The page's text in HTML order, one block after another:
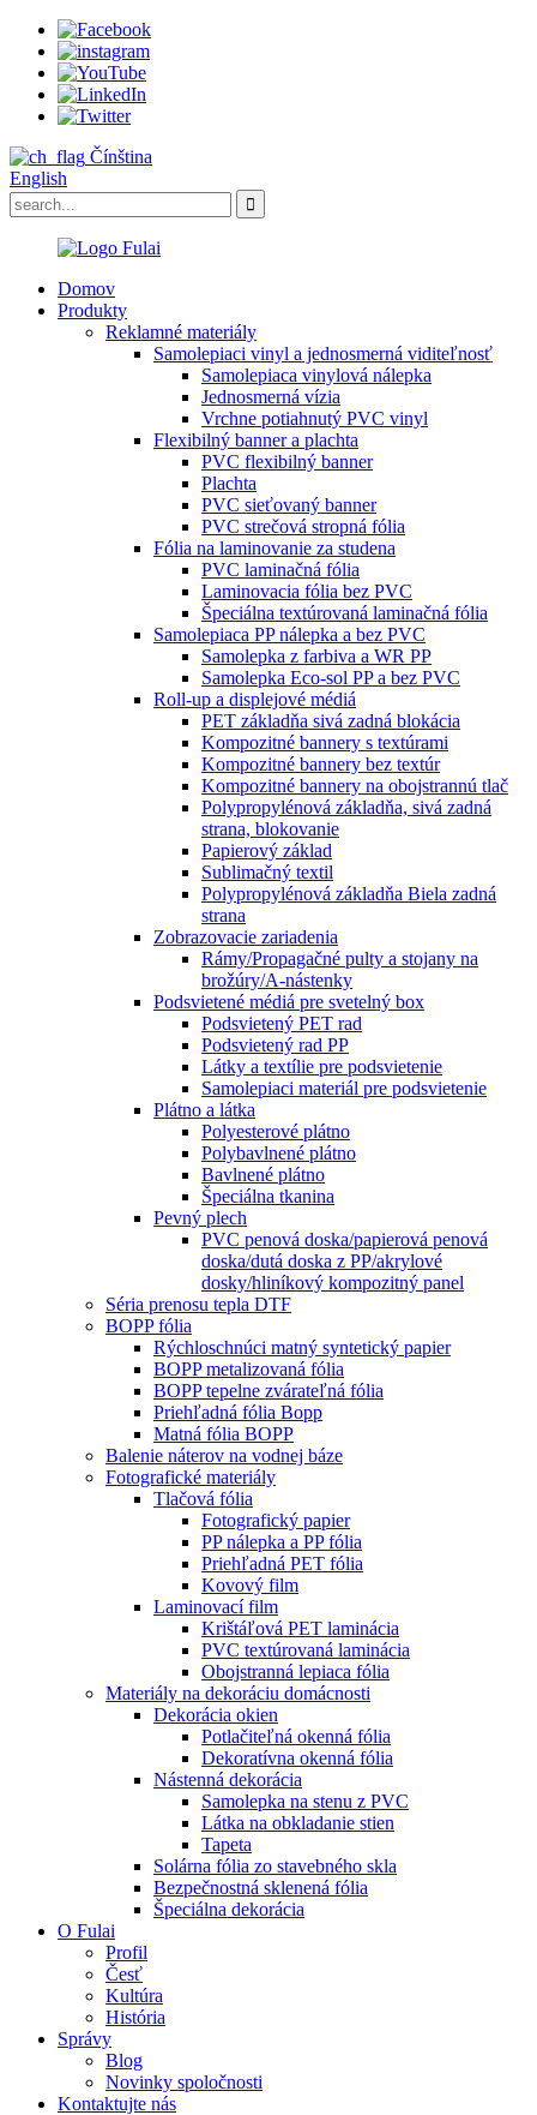
Čínština
English
Domov
Produkty
Reklamné materiály
Samolepiaci vinyl a jednosmerná viditeľnosť
Samolepiaca vinylová nálepka
Jednosmerná vízia
Vrchne potiahnutý PVC vinyl
Flexibilný banner a plachta
PVC flexibilný banner
Plachta
PVC sieťovaný banner
PVC strečová stropná fólia
Fólia na laminovanie za studena
PVC laminačná fólia
Laminovacia fólia bez PVC
Špeciálna textúrovaná laminačná fólia
Samolepiaca PP nálepka a bez PVC
Samolepka z farbiva a WR PP
Samolepka Eco-sol PP a bez PVC
Roll-up a displejové médiá
PET základňa sivá zadná blokácia
Kompozitné bannery s textúrami
Kompozitné bannery bez textúr
Kompozitné bannery na obojstrannú tlač
Polypropylénová základňa, sivá zadná
strana, blokovanie
Papierový základ
Sublimačný textil
Polypropylénová základňa Biela zadná
strana
Zobrazovacie zariadenia
Rámy/Propagačné pulty a stojany na
brožúry/A-nástenky
Podsvietené médiá pre svetelný box
Podsvietený PET rad
Podsvietený rad PP
Látky a textílie pre podsvietenie
Samolepiaci materiál pre podsvietenie
Plátno a látka
Polyesterové plátno
Polybavlnené plátno
Bavlnené plátno
Špeciálna tkanina
Pevný plech
PVC penová doska/papierová penová
doska/dutá doska z PP/akrylové
dosky/hliníkový kompozitný panel
Séria prenosu tepla DTF
BOPP fólia
Rýchloschnúci matný syntetický papier
BOPP metalizovaná fólia
BOPP tepelne zvárateľná fólia
Priehľadná fólia Bopp
Matná fólia BOPP
Balenie náterov na vodnej báze
Fotografické materiály
Tlačová fólia
Fotografický papier
PP nálepka a PP fólia
Priehľadná PET fólia
Kovový film
Laminovací film
Krištáľová PET laminácia
PVC textúrovaná laminácia
Obojstranná lepiaca fólia
Materiály na dekoráciu domácnosti
Dekorácia okien
Potlačiteľná okenná fólia
Dekoratívna okenná fólia
Nástenná dekorácia
Samolepka na stenu z PVC
Látka na obkladanie stien
Tapeta
Solárna fólia zo stavebného skla
Bezpečnostná sklenená fólia
Špeciálna dekorácia
O Fulai
Profil
Česť
Kultúra
História
Správy
Blog
Novinky spoločnosti
Kontaktujte nás